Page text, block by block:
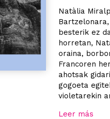
Natàlia
besterik ez
horretan,
oraina,
Francoren
ahotsak
gogoeta
violetarekin
Leer más